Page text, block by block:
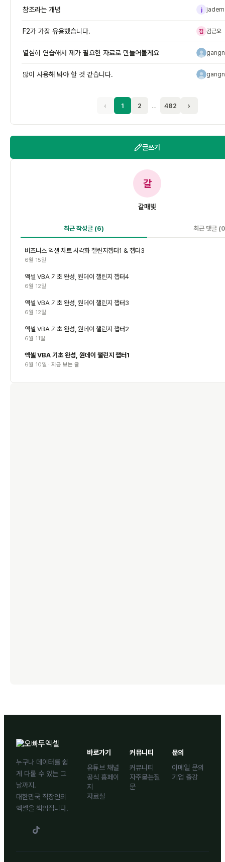
참조라는 개념 j jadem
F2가 가장 유용했습니다. 김 김근오
열심히 연습해서 제가 필요한 자료로 만들어볼게요 g
많이 사용해 봐야 할 것 같습니다. g
‹ 1 2 … 482 ›
글쓰기
갈
갈매빛
최근 작성글 (6) 최근 댓글
비즈니스 엑셀 차트 시각화 챌린지챕터1 & 챕터3
6월 15일
엑셀 VBA 기초 완성, 원데이 챌린지 챕터4
6월 12일
엑셀 VBA 기초 완성, 원데이 챌린지 챕터3
6월 12일
엑셀 VBA 기초 완성, 원데이 챌린지 챕터2
6월 11일
엑셀 VBA 기초 완성, 원데이 챌린지 챕터1
6월 10일 · 지금 보는 글
누구나 데이터를 쉽
게 다룰 수 있는 그
날까지.
대한민국 직장인의
엑셀을 책임집니다.
바로가기
유튜브 채널
공식 홈페이
지
자료실
커뮤니티
커뮤니티
자주묻는질
문
문의
이메일 문의
기업 출강